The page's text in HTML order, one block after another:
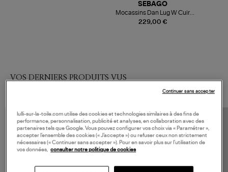
229,00 €
SEBAGO
Mocassins Dan Lug W Cuir
Black Regular
VOS DERNIERS PRODUITS VUS
lulli-sur-la-toile.com utilise des cookies et technologies similaires à des fins de
performance, personnalisation, publicité et analyses, en collaboration avec des
partenaires tels que Google. Vous pouvez configurer vos choix via « Paramétrer »,
accepter l’ensemble des cookies (« J’accepte ») ou refuser ceux non strictement
nécessaires (« Continuer sans accepter »). Pour en savoir plus sur l’utilisation de
vos données, consulter notre politique de cookies
Continuer sans accepter